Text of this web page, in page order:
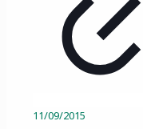
11/09/2015